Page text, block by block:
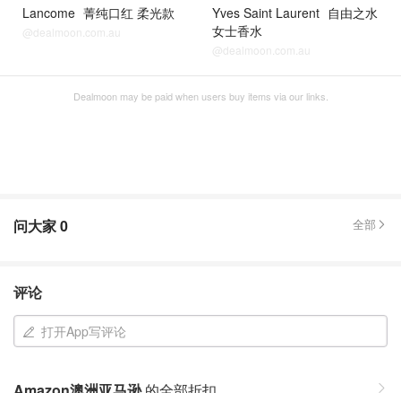
Lancome 菁纯口红 柔光款
@dealmoon.com.au
Yves Saint Laurent 自由之水
女士香水
@dealmoon.com.au
Dealmoon may be paid when users buy items via our links.
问大家0 全部
评论
打开App写评论